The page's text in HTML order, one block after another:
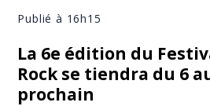
Publié à 16h15
La 6e édition du
Rock se tiendra du 6
prochain